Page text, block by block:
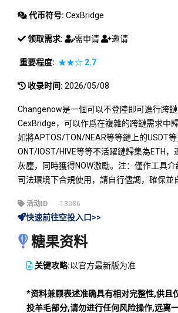
代币符号: CexBridge
领取需求: 需申请 邀请
重要程度: ★★☆ 2.7
收录时间: 2026/05/08
Changenow是一個可以不登陸即可進行跨
CexBridge，可以作爲在複雜的跨鏈需求中
如將APTOS/TON/NEAR等等鏈上的USDT
ONT/IOST/HIVE等等不活躍鏈歸集為ETH，
灰塵，同時獲得NOW激勵。注：僅作工具
司法環境下合規使用，請自行儘調，確保並
活动ID 13086
快速前往空投入口>>
糖果资料
关键攻略:以官方最新版为准
*资料兼顾表述准确具有相对完整性,供且
投羊毛部分,请勿进行任何风险操作,远离